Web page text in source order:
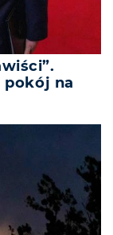
pokój na